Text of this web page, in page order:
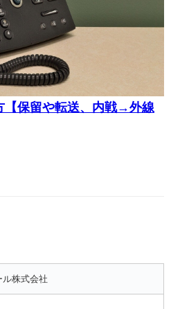
【保留や転送、内戦→外線
ル株式会社